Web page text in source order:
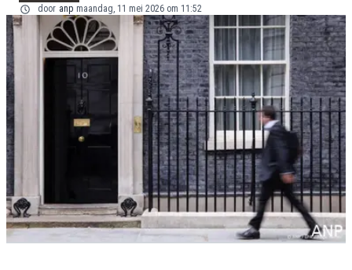
door anp maandag, 11 mei 2026 om 11:52